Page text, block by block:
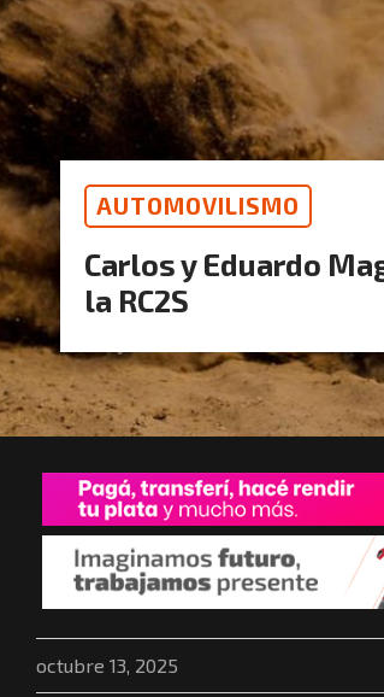
AUTOMOVILISMO
Carlos y Eduardo
la RC2S
octubre 13, 2025